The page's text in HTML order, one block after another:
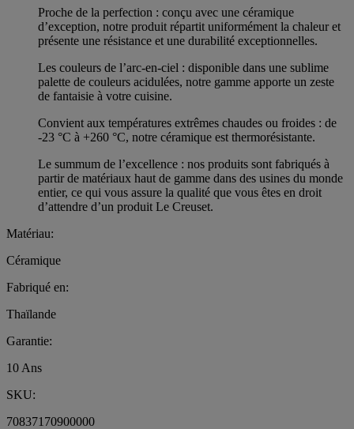
Proche de la perfection : conçu avec une céramique
d’exception, notre produit répartit uniformément la chaleur et
présente une résistance et une durabilité exceptionnelles.
Les couleurs de l’arc-en-ciel : disponible dans une sublime
palette de couleurs acidulées, notre gamme apporte un zeste
de fantaisie à votre cuisine.
Convient aux températures extrêmes chaudes ou froides : de
-23 °C à +260 °C, notre céramique est thermorésistante.
Le summum de l’excellence : nos produits sont fabriqués à
partir de matériaux haut de gamme dans des usines du monde
entier, ce qui vous assure la qualité que vous êtes en droit
d’attendre d’un produit Le Creuset.
Matériau:
Céramique
Fabriqué en:
Thaïlande
Garantie:
10 Ans
SKU:
70837170900000